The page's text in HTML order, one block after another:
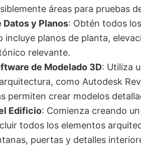
áreas para pruebas
y Planos: Obtén todos
incluye planos de planta,
relevante.
de Modelado 3D: Utiliza
como Autodesk
permiten crear modelos
Edificio: Comienza creando
todos los elementos
puertas y detalles